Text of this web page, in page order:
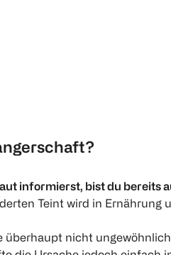
informierst, bist du bereits
Teint wird in Ernährung
nicht